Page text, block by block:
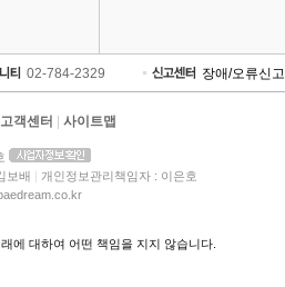
02-784-2329 장애/오류신고
고객센터 사이트맵
보배
개인정보관리책임자 : 이은호
에 대하여 어떤 책임을 지지 않습니다.